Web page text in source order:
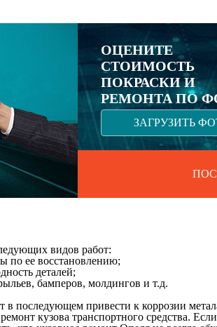
ОЦЕНИТЕ
СТОИМОСТЬ
ПОКРАСКИ И
РЕМОНТА ПО
ЗАГРУЗИТЬ
видов работ:
по ее восстановлению;
деталей;
бамперов, молдингов и т.д.
последующем привести к коррозии
кузова транспортного средства.